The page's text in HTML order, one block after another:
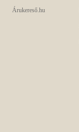
Árukereső.hu